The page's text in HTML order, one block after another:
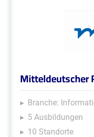
Mitteldeutscher
Branche:
5 Ausbildungen
10 Standorte